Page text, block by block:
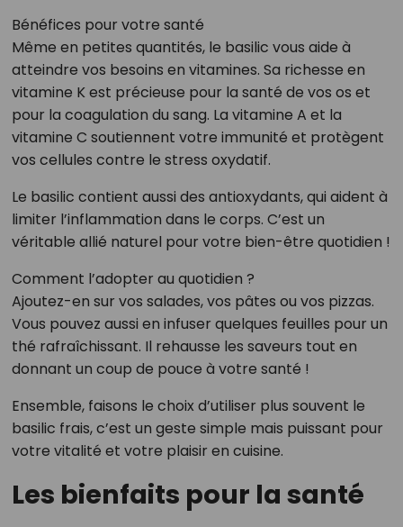
Bénéfices pour votre santé
Même en petites quantités, le basilic vous aide à
atteindre vos besoins en vitamines. Sa richesse en
vitamine K est précieuse pour la santé de vos os et
pour la coagulation du sang. La vitamine A et la
vitamine C soutiennent votre immunité et protègent
vos cellules contre le stress oxydatif.
Le basilic contient aussi des antioxydants, qui aident à
limiter l’inflammation dans le corps. C’est un
véritable allié naturel pour votre bien-être quotidien !
Comment l’adopter au quotidien ?
Ajoutez-en sur vos salades, vos pâtes ou vos pizzas.
Vous pouvez aussi en infuser quelques feuilles pour un
thé rafraîchissant. Il rehausse les saveurs tout en
donnant un coup de pouce à votre santé !
Ensemble, faisons le choix d’utiliser plus souvent le
basilic frais, c’est un geste simple mais puissant pour
votre vitalité et votre plaisir en cuisine.
Les bienfaits pour la santé